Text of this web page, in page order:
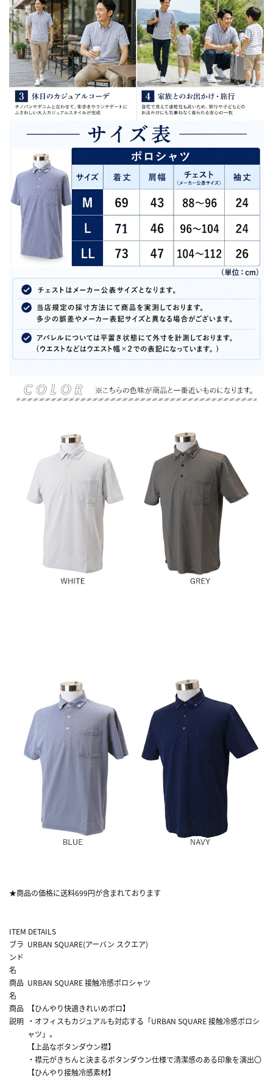
★商品の価格に送料699円が含まれております
ITEM DETAILS
ブラ
ンド
名
URBAN SQUARE(アーバン スクエア)
商品
名
URBAN SQUARE 接触冷感ポロシャツ
商品
説明
【ひんやり快適きれいめポロ】
・オフィスもカジュアルも対応する「URBAN SQUARE 接触冷感ポロシ
ャツ」。
【上品なボタンダウン襟】
・襟元がきちんと決まるボタンダウン仕様で清潔感のある印象を演出〇
【ひんやり接触冷感素材】